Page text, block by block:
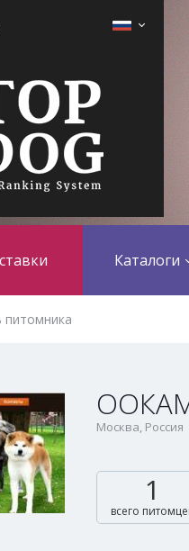
Каталоги
Москва, Россия
1
всего